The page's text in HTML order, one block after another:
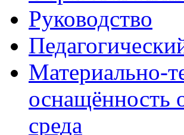
Руководство
Материально-
оснащённость
среда